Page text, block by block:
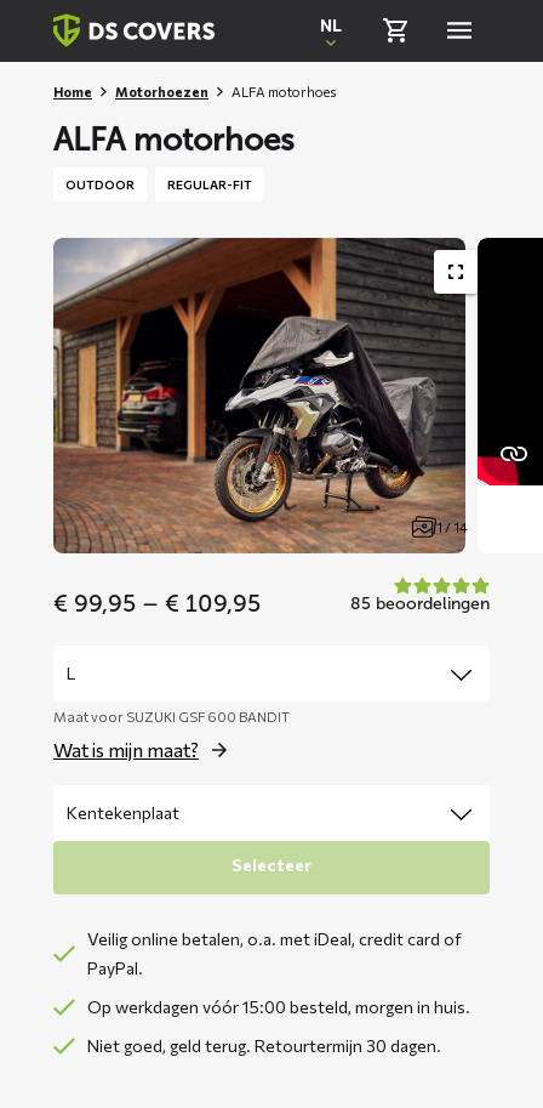
Skiplinks
NL
Home Motorhoezen ALFA motorhoes
ALFA motorhoes
OUTDOOR REGULAR-FIT
1 / 14
€ 99,95 – € 109,95Price
85 beoordelingen
Maat voor SUZUKI GSF 600 BANDIT
Wat is mijn maat?
Selecteer
Veilig online betalen, o.a. met iDeal, credit card of
PayPal.
Op werkdagen vóór 15:00 besteld, morgen in huis.
Niet goed, geld terug. Retourtermijn 30 dagen.